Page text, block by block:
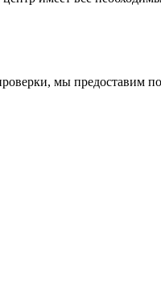
мы предоставим